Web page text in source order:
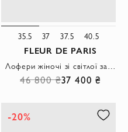
35.5 37 37.5 40.5
FLEUR DE PARIS
46 800 ₴37 400 ₴
-20%